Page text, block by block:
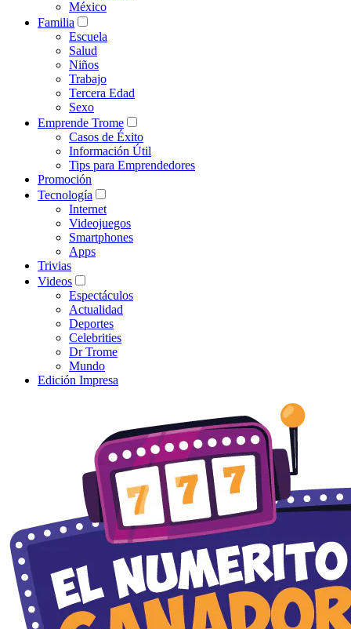
México
Familia
Escuela
Salud
Niños
Trabajo
Tercera Edad
Sexo
Emprende Trome
Casos de Éxito
Información Útil
Tips para Emprendedores
Promoción
Tecnología
Internet
Videojuegos
Smartphones
Apps
Trivias
Videos
Espectáculos
Actualidad
Deportes
Celebrities
Dr Trome
Mundo
Edición Impresa